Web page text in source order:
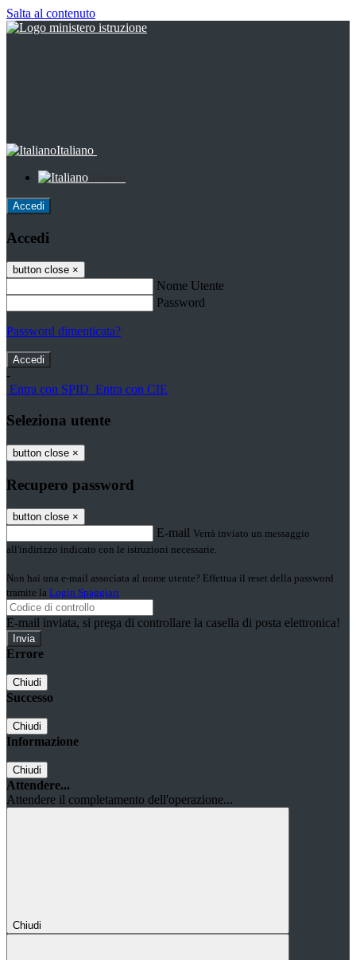
Salta al contenuto
Italiano
Accedi
Accedi
button close ×
Nome Utente
Password
Password dimenticata?
-
Entra con SPID Entra con CIE
Seleziona utente
button close ×
Recupero password
button close ×
E-mail Verrà inviato un messaggio
all'indirizzo indicato con le istruzioni necessarie.
Non hai una e-mail associata al nome utente? Effettua il reset della password
tramite la Login Spaggiari
E-mail inviata, si prega di controllare la casella di posta elettronica!
Errore
Chiudi
Successo
Chiudi
Informazione
Chiudi
Attendere...
Attendere il completamento dell'operazione...
Chiudi